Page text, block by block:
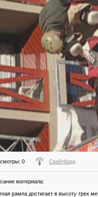
: 0 Скейтборд
материала:
рампа достигает в высоту трех